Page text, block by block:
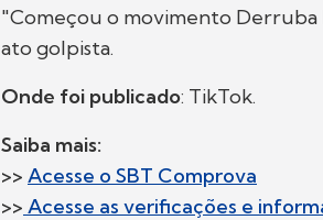
"Começou o movimento Derruba
ato golpista.
Onde foi publicado: TikTok.
Saiba mais:
>> Acesse o SBT Comprova
>> Acesse as verificações e